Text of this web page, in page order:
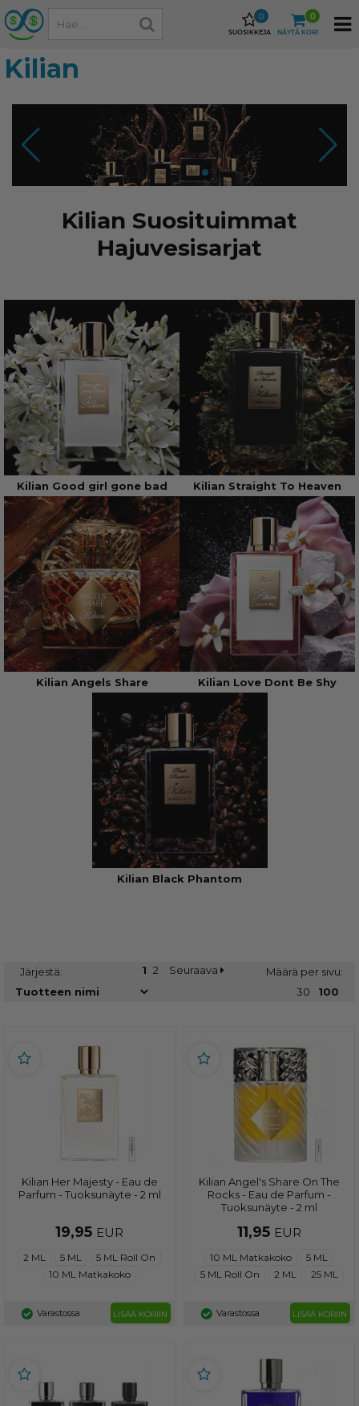
SUOSIKKEJA
0
NÄYTÄ KORI
0
Kilian
Kilian Suosituimmat
Hajuvesisarjat
Kilian Good girl gone bad Kilian Straight To Heaven
Kilian Angels Share Kilian Love Dont Be Shy
Kilian Black Phantom
Järjestä: 1 2 Seuraava
Määrä per sivu:
30
100
Kilian Her Majesty - Eau de
Parfum - Tuoksunäyte - 2 ml
19,95 EUR
2 ML 5 ML
5 ML Roll On
10 ML Matkakoko
Varastossa LISÄÄ KORIIN
Kilian Angel's Share On The
Rocks - Eau de Parfum -
Tuoksunäyte - 2 ml
11,95 EUR
10 ML Matkakoko
5 ML
5 ML Roll On
2 ML 25 ML
Varastossa LISÄÄ KORIIN